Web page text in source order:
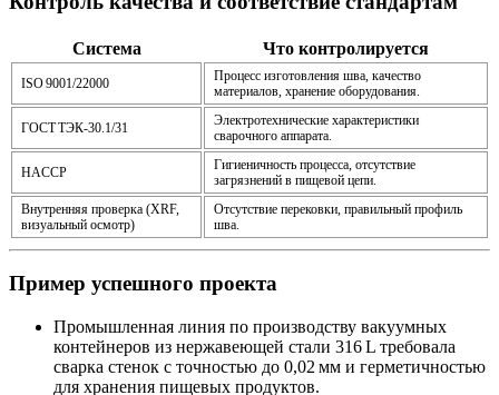
Система Что контролируется
ISO 9001/22000
Процесс изготовления шва, качество
материалов, хранение оборудования.
ГОСТ ТЭК‑30.1/31
Электротехнические характеристики
сварочного аппарата.
HACCP
Гигиеничность процесса, отсутствие
загрязнений в пищевой цепи.
Внутренняя проверка (XRF,
визуальный осмотр)
Отсутствие перековки, правильный профиль
шва.
Пример успешного проекта
Промышленная линия по производству вакуумных
контейнеров из нержавеющей стали 316 L требовала
сварка стенок с точностью до 0,02 мм и герметичностью
для хранения пищевых продуктов.